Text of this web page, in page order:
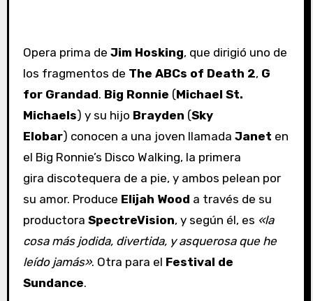
Opera prima de Jim Hosking, que dirigió uno de
los fragmentos de The ABCs of Death 2, G
for Grandad. Big Ronnie (Michael St.
Michaels) y su hijo Brayden (Sky
Elobar) conocen a una joven llamada Janet en
el Big Ronnie’s Disco Walking, la primera
gira discotequera de a pie, y ambos pelean por
su amor. Produce Elijah Wood a través de su
productora SpectreVision, y según él, es «la
cosa más jodida, divertida, y asquerosa que he
leído jamás». Otra para el Festival de
Sundance.